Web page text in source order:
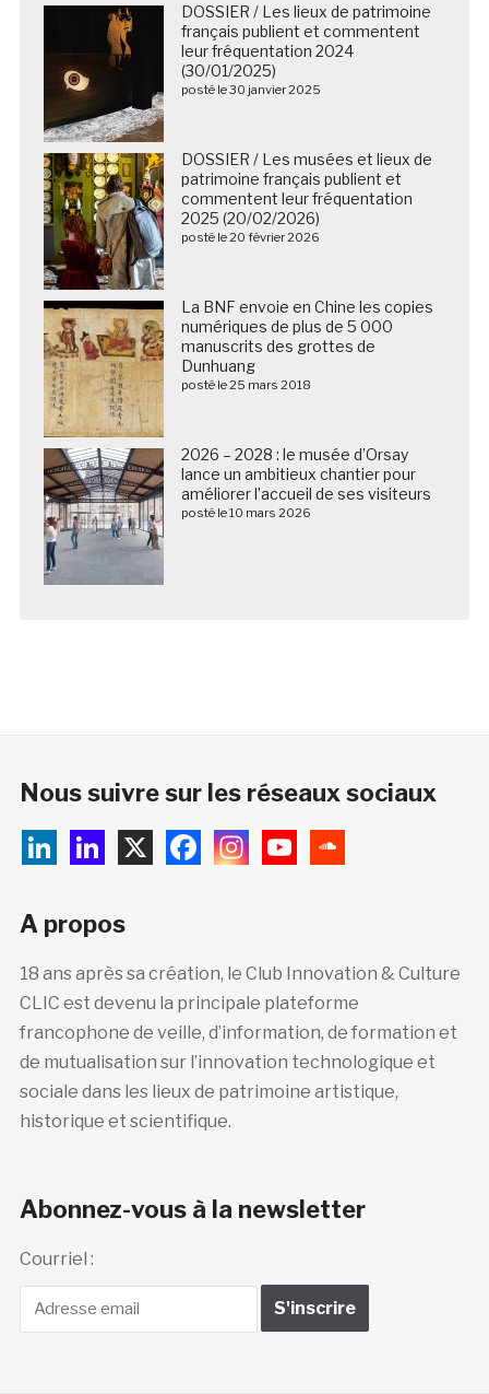
DOSSIER / Les lieux de patrimoine
français publient et commentent
leur fréquentation 2024
(30/01/2025)
posté le 30 janvier 2025
DOSSIER / Les musées et lieux de
patrimoine français publient et
commentent leur fréquentation
2025 (20/02/2026)
posté le 20 février 2026
La BNF envoie en Chine les copies
numériques de plus de 5 000
manuscrits des grottes de
Dunhuang
posté le 25 mars 2018
2026 – 2028 : le musée d’Orsay
lance un ambitieux chantier pour
améliorer l’accueil de ses visiteurs
posté le 10 mars 2026
Nous suivre sur les réseaux sociaux
A propos
18 ans après sa création, le Club Innovation & Culture
CLIC est devenu la principale plateforme
francophone de veille, d’information, de formation et
de mutualisation sur l’innovation technologique et
sociale dans les lieux de patrimoine artistique,
historique et scientifique.
Abonnez-vous à la newsletter
Courriel :